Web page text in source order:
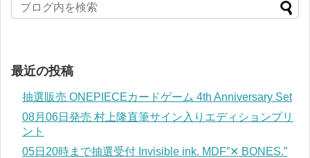
最近の投稿
抽選販売 ONEPIECEカードゲーム 4th Anniversary Set
08月06日発売 村上隆直筆サイン入りエディションプリ
ント
05日20時まで抽選受付 Invisible ink. MDF”✕ BONES.”